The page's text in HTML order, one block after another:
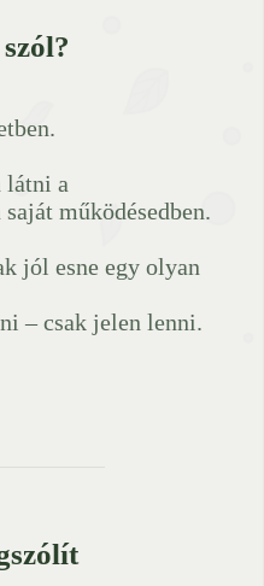
látni a
működésedben.
jól esne egy olyan
– csak jelen lenni.